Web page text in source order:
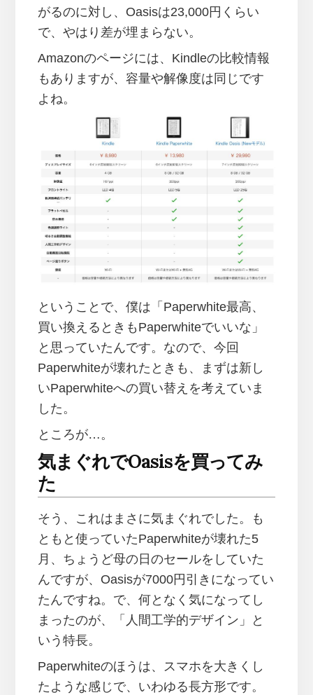
がるのに対し、Oasisは23,000円くらい
で、やはり差が埋まらない。
Amazonのページには、Kindleの比較情報
もありますが、容量や解像度は同じです
よね。
ということで、僕は「Paperwhite最高、
買い換えるときもPaperwhiteでいいな」
と思っていたんです。なので、今回
Paperwhiteが壊れたときも、まずは新し
いPaperwhiteへの買い替えを考えていま
した。
ところが…。
気まぐれでOasisを買ってみ
た
そう、これはまさに気まぐれでした。も
ともと使っていたPaperwhiteが壊れた5
月、ちょうど母の日のセールをしていた
んですが、Oasisが7000円引きになってい
たんですね。で、何となく気になってし
まったのが、「人間工学的デザイン」と
いう特長。
Paperwhiteのほうは、スマホを大きくし
たような感じで、いわゆる長方形です。